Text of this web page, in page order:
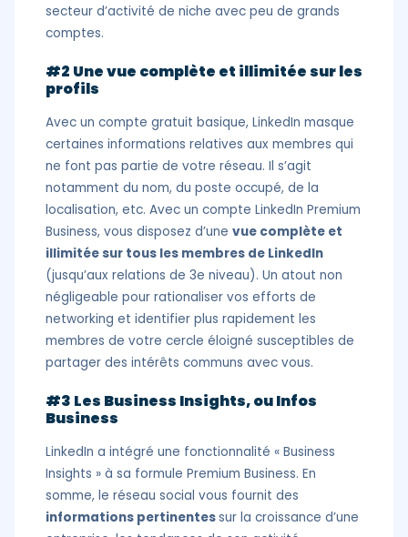
secteur d’activité de niche avec peu de grands
comptes.
#2 Une vue complète et illimitée sur les
profils
Avec un compte gratuit basique, LinkedIn masque
certaines informations relatives aux membres qui
ne font pas partie de votre réseau. Il s’agit
notamment du nom, du poste occupé, de la
localisation, etc. Avec un compte LinkedIn Premium
Business, vous disposez d’une vue complète et
illimitée sur tous les membres de LinkedIn
(jusqu’aux relations de 3e niveau). Un atout non
négligeable pour rationaliser vos efforts de
networking et identifier plus rapidement les
membres de votre cercle éloigné susceptibles de
partager des intérêts communs avec vous.
#3 Les Business Insights, ou Infos
Business
LinkedIn a intégré une fonctionnalité « Business
Insights » à sa formule Premium Business. En
somme, le réseau social vous fournit des
informations pertinentessur la croissance d’une